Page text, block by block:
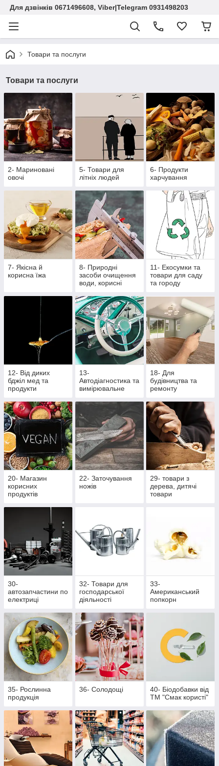
Для дзвінків 0671496608, Viber|Telegram 0931498203
Товари та послуги
Товари та послуги
2- Мариновані
овочі
5- Товари для
літніх людей
6- Продукти
харчування
7- Якісна й
корисна їжа
8- Природні
засоби очищення
води, корисні
11- Екосумки та
товари для саду
та городу
12- Від диких
бджіл мед та
продукти
13-
Автодіагностика та
вимірювальне
18- Для
будівництва та
ремонту
20- Магазин
корисних
продуктів
22- Заточування
ножів
29- товари з
дерева, дитячі
товари
30-
автозапчастини по
електриці
32- Товари для
господарської
діяльності
33-
Американський
попкорн
35- Рослинна
продукція
36- Солодощі
40- Біодобавки від
ТМ "Смак користі"